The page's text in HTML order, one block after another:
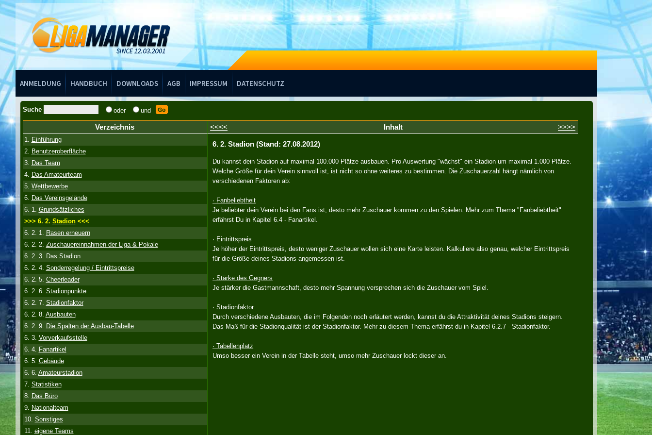
ANMELDUNG HANDBUCH DOWNLOADS AGB IMPRESSUM DATENSCHUTZ
Handbuch
Suche oder und
Verzeichnis
1. Einführung
2. Benutzeroberfläche
3. Das Team
4. Das Amateurteam
5. Wettbewerbe
6. Das Vereinsgelände
6. 1. Grundsätzliches
>>> 6. 2. Stadion<<<
6. 2. 1. Rasen erneuern
6. 2. 2. Zuschauereinnahmen der Liga & Pokale
6. 2. 3. Das Stadion
6. 2. 4. Sonderregelung / Eintrittspreise
6. 2. 5. Cheerleader
6. 2. 6. Stadionpunkte
6. 2. 7. Stadionfaktor
6. 2. 8. Ausbauten
6. 2. 9. Die Spalten der Ausbau-Tabelle
6. 3. Vorverkaufsstelle
6. 4. Fanartikel
6. 5. Gebäude
6. 6. Amateurstadion
7. Statistiken
8. Das Büro
9. Nationalteam
10. Sonstiges
11. eigene Teams
<<<< Inhalt >>>>
6. 2. Stadion (Stand: 27.08.2012)
Du kannst dein Stadion auf maximal 100.000 Plätze ausbauen. Pro Auswertung "wächst" ein Stadion um maximal 1.000 Plätze.
Welche Größe für dein Verein sinnvoll ist, ist nicht so ohne weiteres zu bestimmen. Die Zuschauerzahl hängt nämlich von
verschiedenen Faktoren ab:
· Fanbeliebtheit
Je beliebter dein Verein bei den Fans ist, desto mehr Zuschauer kommen zu den Spielen. Mehr zum Thema "Fanbeliebtheit"
erfährst Du in Kapitel 6.4 - Fanartikel.
· Eintrittspreis
Je höher der Eintrittspreis, desto weniger Zuschauer wollen sich eine Karte leisten. Kalkuliere also genau, welcher Eintrittspreis
für die Größe deines Stadions angemessen ist.
· Stärke des Gegners
Je stärker die Gastmannschaft, desto mehr Spannung versprechen sich die Zuschauer vom Spiel.
· Stadionfaktor
Durch verschiedene Ausbauten, die im Folgenden noch erläutert werden, kannst du die Attraktivität deines Stadions steigern.
Das Maß für die Stadionqualität ist der Stadionfaktor. Mehr zu diesem Thema erfährst du in Kapitel 6.2.7 - Stadionfaktor.
· Tabellenplatz
Umso besser ein Verein in der Tabelle steht, umso mehr Zuschauer lockt dieser an.